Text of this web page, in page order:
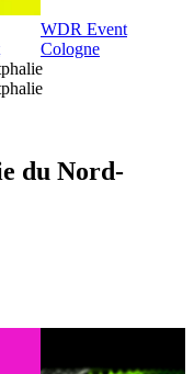
WDR Event
Cologne
du Nord-